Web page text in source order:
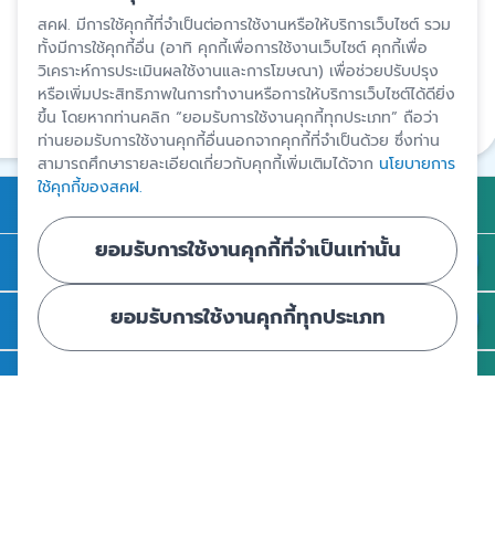
ปรับปรุงล่าสุด 6 ก.พ. 2567
สงวนสิทธิ์โดยสถาบันคุ้มครองเงินฝาก
แชร์
การคุ้มครองเงินฝาก
ถาม - ตอบ
ความรู้
สคฝ. มีการใช้คุกกี้ที่จำเป็นต่อการใช้งานหรือให้บริการเว็บไซต์ รวม
ทั้งมีการใช้คุกกี้อื่น (อาทิ คุกกี้เพื่อการใช้งานเว็บไซต์ คุกกี้เพื่อ
วิเคราะห์การประเมินผลใช้งานและการโฆษณา) เพื่อช่วยปรับปรุง
หรือเพิ่มประสิทธิภาพในการทำงานหรือการให้บริการเว็บไซต์ได้ดียิ่ง
ขึ้น โดยหากท่านคลิก “ยอมรับการใช้งานคุกกี้ทุกประเภท” ถือว่า
ท่านยอมรับการใช้งานคุกกี้อื่นนอกจากคุกกี้ที่จำเป็นด้วย ซึ่งท่าน
สามารถศึกษารายละเอียดเกี่ยวกับคุกกี้เพิ่มเติมได้จาก นโยบายการ
ใช้คุกกี้ของสคฝ.
ยอมรับการใช้งานคุกกี้ที่จำเป็นเท่านั้น
ยอมรับการใช้งานคุกกี้ทุกประเภท